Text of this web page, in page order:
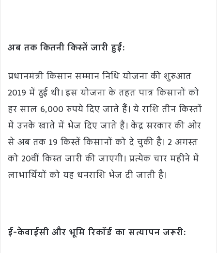
अब तक कितनी किस्तें जारी हुईं:
प्रधानमंत्री किसान सम्मान निधि योजना की शुरुआत
2019 में हुई थी। इस योजना के तहत पात्र किसानों को
हर साल 6,000 रुपये दिए जाते हैं। ये राशि तीन किस्तों
में उनके खाते में भेज दिए जाते हैं। केंद्र सरकार की ओर
से अब तक 19 किस्तें किसानों को दे चुकी है। 2 अगस्त
को 20वीं किस्त जारी की जाएगी। प्रत्येक चार महीने में
लाभार्थियों को यह धनराशि भेज दी जाती है।
ई-केवाईसी और भूमि रिकॉर्ड का सत्यापन जरूरी: